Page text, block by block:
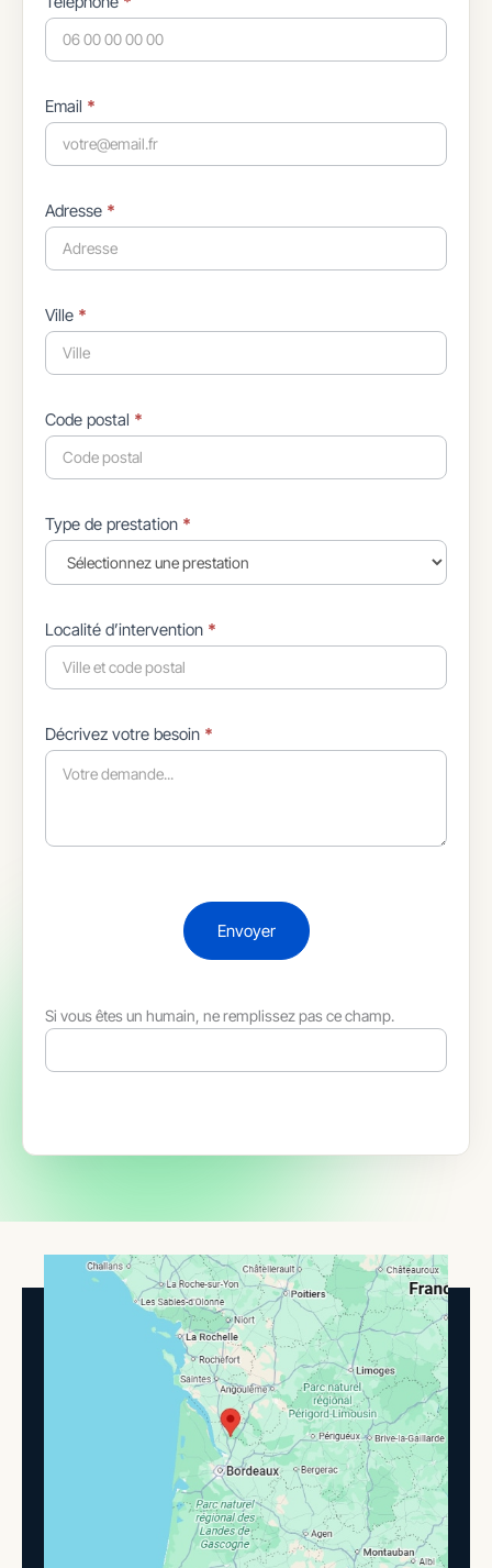
Email *
Adresse *
Ville *
Code postal *
Type de prestation *
Localité d’intervention *
Décrivez votre besoin *
Envoyer
Si vous êtes un humain, ne remplissez pas ce champ.